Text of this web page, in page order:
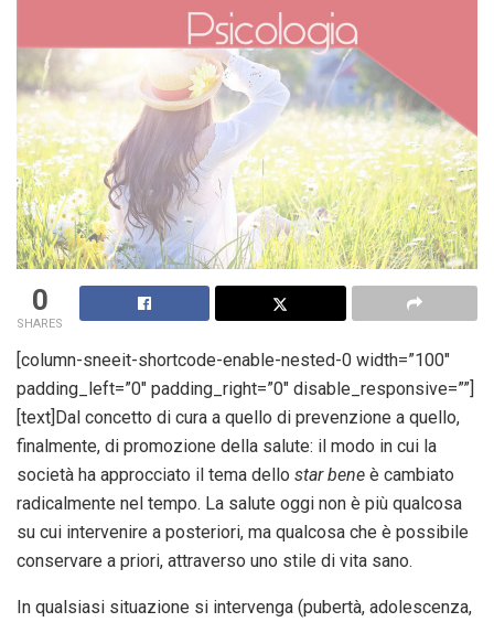
0
SHARES
[column-sneeit-shortcode-enable-nested-0 width=”100″
padding_left=”0″ padding_right=”0″ disable_responsive=””]
[text]Dal concetto di cura a quello di prevenzione a quello,
finalmente, di promozione della salute: il modo in cui la
società ha approcciato il tema dello star bene è cambiato
radicalmente nel tempo. La salute oggi non è più qualcosa
su cui intervenire a posteriori, ma qualcosa che è possibile
conservare a priori, attraverso uno stile di vita sano.
In qualsiasi situazione si intervenga (pubertà, adolescenza,